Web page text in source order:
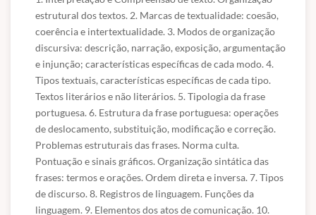
estrutural dos textos. 2. Marcas de textualidade: coesão,
coerência e intertextualidade. 3. Modos de organização
discursiva: descrição, narração, exposição, argumentação
e injunção; características específicas de cada modo. 4.
Tipos textuais, características específicas de cada tipo.
Textos literários e não literários. 5. Tipologia da frase
portuguesa. 6. Estrutura da frase portuguesa: operações
de deslocamento, substituição, modificação e correção.
Problemas estruturais das frases. Norma culta.
Pontuação e sinais gráficos. Organização sintática das
frases: termos e orações. Ordem direta e inversa. 7. Tipos
de discurso. 8. Registros de linguagem. Funções da
linguagem. 9. Elementos dos atos de comunicação. 10.